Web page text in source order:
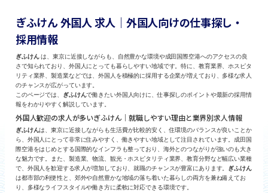
ぎふけん 外国人 求人｜外国人向けの仕事探し・
採用情報
ぎふけんは、東京に近接しながらも、自然豊かな環境や成田国際空港へのアクセスの良
さで知られており、外国人にとっても暮らしやすい地域です。特に、教育業界、ホスピタ
リティ業界、製造業などでは、外国人を積極的に採用する企業が増えており、多様な求人
のチャンスが広がっています。
このページでは、 ぎふけんで働きたい外国人向けに、仕事探しのポイントや最新の採用情
報をわかりやすく解説しています。
外国人歓迎の求人が多いぎふけん｜就職しやすい理由と業界別求人情報
ぎふけんは、東京に近接しながらも生活費が比較的安く、住環境のバランスが良いことか
ら、外国人にとって非常に住みやすく、働きやすい地域として注目されています。成田国
際空港をはじめとする国際的なインフラも整っており、海外とのつながりが強いのも大き
な魅力です。また、製造業、物流、観光・ホスピタリティ業界、教育分野など幅広い業種
で、外国人を歓迎する求人が増加しており、就職のチャンスが豊富にあります。 ぎふけん
は都市部の利便性と、郊外や自然豊かな地域の落ち着いた暮らしの両方を兼ね備えてお
り、多様なライフスタイルや働き方に柔軟に対応できる環境です。